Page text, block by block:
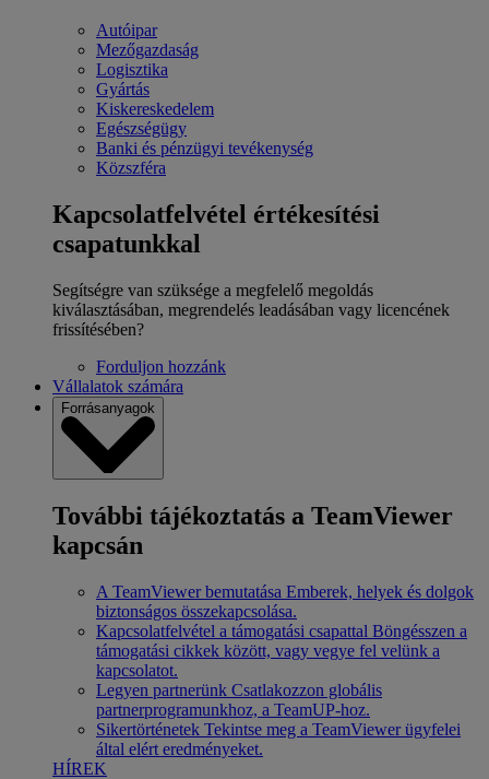
Autóipar
Mezőgazdaság
Logisztika
Gyártás
Kiskereskedelem
Egészségügy
Banki és pénzügyi tevékenység
Közszféra
Kapcsolatfelvétel értékesítési
csapatunkkal
Segítségre van szüksége a megfelelő megoldás
kiválasztásában, megrendelés leadásában vagy licencének
frissítésében?
Forduljon hozzánk
Vállalatok számára
Forrásanyagok
További tájékoztatás a TeamViewer
kapcsán
A TeamViewer bemutatása Emberek, helyek és dolgok
biztonságos összekapcsolása.
Kapcsolatfelvétel a támogatási csapattal Böngésszen a
támogatási cikkek között, vagy vegye fel velünk a
kapcsolatot.
Legyen partnerünk Csatlakozzon globális
partnerprogramunkhoz, a TeamUP-hoz.
Sikertörténetek Tekintse meg a TeamViewer ügyfelei
által elért eredményeket.
HÍREK